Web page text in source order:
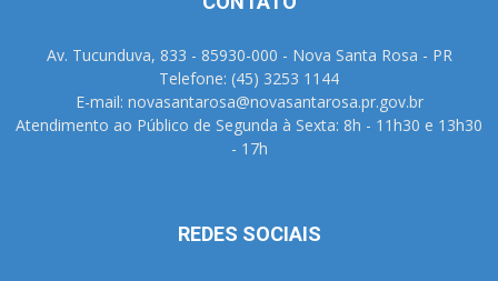
Av. Tucunduva, 833 - 85930-000 - Nova Santa Rosa - PR
Telefone: (45) 3253 1144
E-mail: novasantarosa@novasantarosa.pr.gov.br
Atendimento ao Público de Segunda à Sexta: 8h - 11h30 e 13h30
- 17h
REDES SOCIAIS